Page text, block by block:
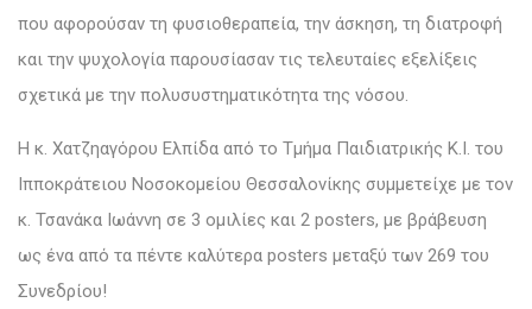
που αφορούσαν τη φυσιοθεραπεία, την άσκηση, τη διατροφή
και την ψυχολογία παρουσίασαν τις τελευταίες εξελίξεις
σχετικά με την πολυσυστηματικότητα της νόσου.
Η κ. Χατζηαγόρου Ελπίδα από το Τμήμα Παιδιατρικής Κ.Ι. του
Ιπποκράτειου Νοσοκομείου Θεσσαλονίκης συμμετείχε με τον
κ. Τσανάκα Ιωάννη σε 3 ομιλίες και 2 posters, με βράβευση
ως ένα από τα πέντε καλύτερα posters μεταξύ των 269 του
Συνεδρίου!